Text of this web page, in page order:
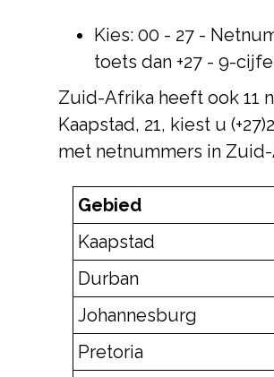
Kies: 00 - 27 -
toets dan +27 - 9-
Zuid-Afrika heeft ook 11
Kaapstad, 21, kiest u
met netnummers in
Gebied
Kaapstad
Durban
Johannesburg
Pretoria